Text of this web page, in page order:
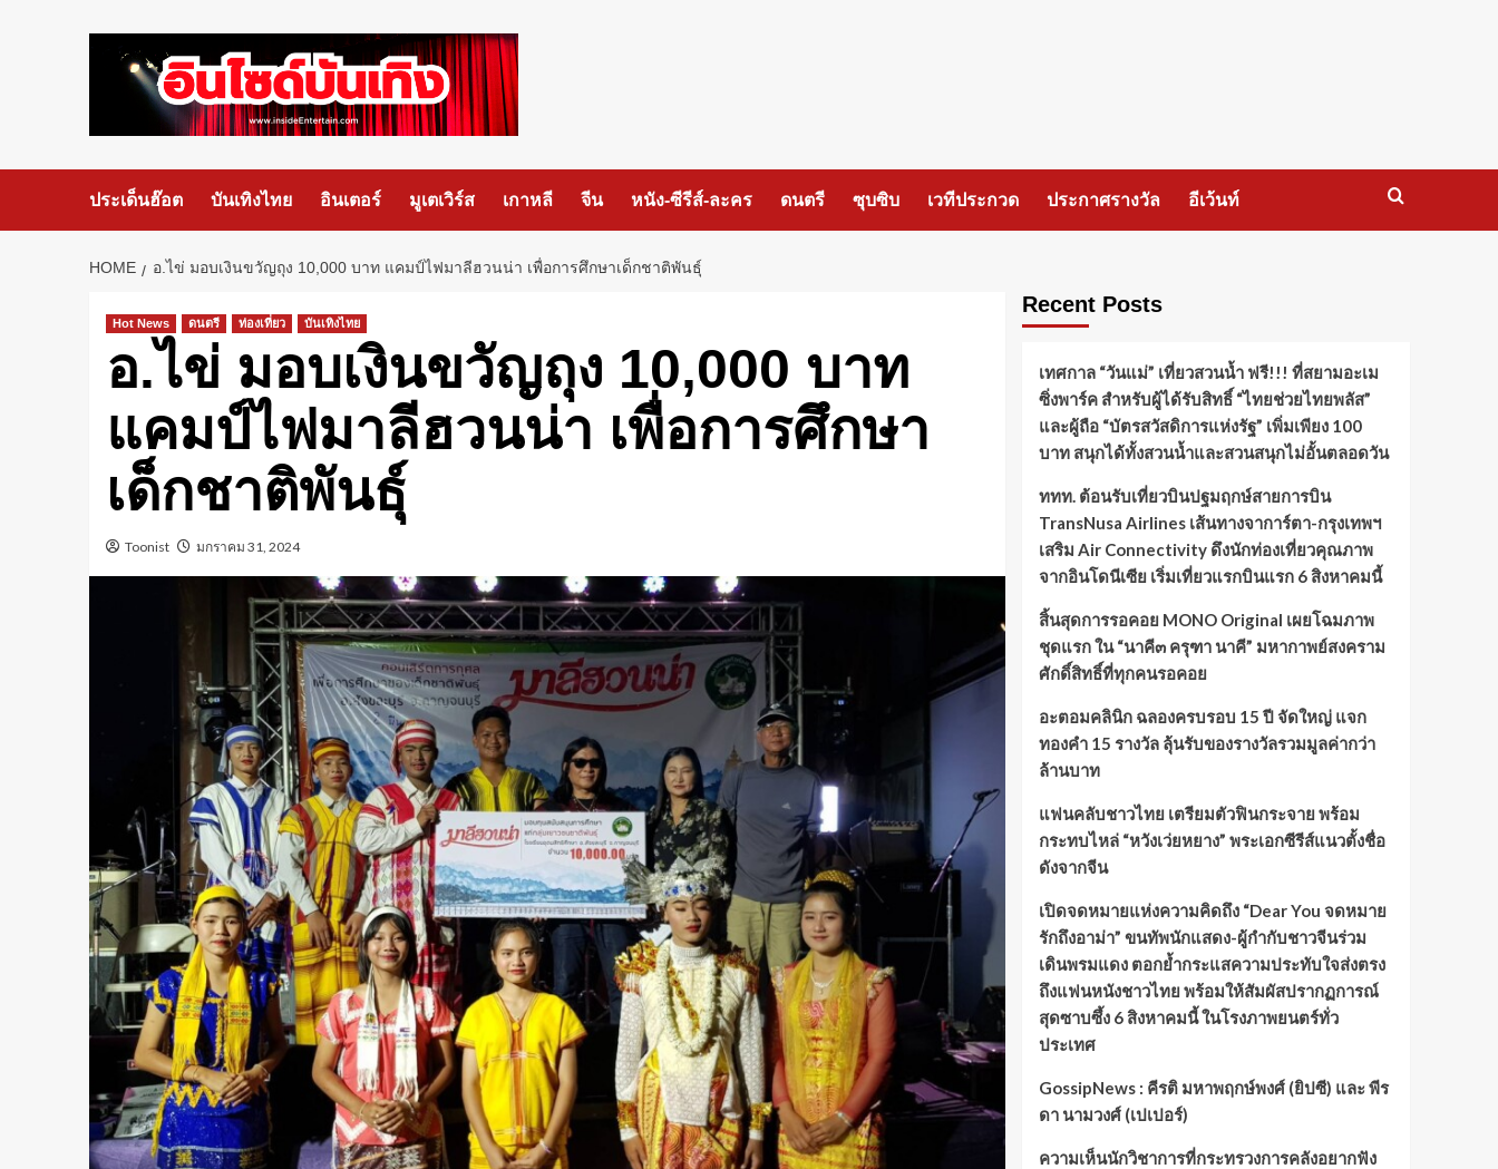
ประเด็นฮ๊อต บันเทิงไทย อินเตอร์ มูเตเวิร์ส เกาหลี จีน หนัง-ซีรีส์-ละคร ดนตรี ซุบซิบ เวทีประกวด ประกาศรางวัล อีเว้นท์
HOME อ.ไข่ มอบเงินขวัญถุง 10,000 บาท แคมป์ไฟมาลีฮวนน่า เพื่อการศึกษาเด็กชาติพันธุ์
Hot News ดนตรี ท่องเที่ยว บันเทิงไทย
อ.ไข่ มอบเงินขวัญถุง 10,000 บาท
แคมป์ไฟมาลีฮวนน่า เพื่อการศึกษา
เด็กชาติพันธุ์
Toonist มกราคม 31, 2024
Recent Posts
เทศกาล “วันแม่” เที่ยวสวนน้ำ ฟรี!!! ที่สยามอะเม
ซิ่งพาร์ค สำหรับผู้ได้รับสิทธิ์ “ไทยช่วยไทยพลัส”
และผู้ถือ “บัตรสวัสดิการแห่งรัฐ” เพิ่มเพียง 100
บาท สนุกได้ทั้งสวนน้ำและสวนสนุกไม่อั้นตลอดวัน
ททท. ต้อนรับเที่ยวบินปฐมฤกษ์สายการบิน
TransNusa Airlines เส้นทางจาการ์ตา-กรุงเทพฯ
เสริม Air Connectivity ดึงนักท่องเที่ยวคุณภาพ
จากอินโดนีเซีย เริ่มเที่ยวแรกบินแรก 6 สิงหาคมนี้
สิ้นสุดการรอคอย MONO Original เผยโฉมภาพ
ชุดแรก ใน “นาคี๓ ครุฑา นาคี” มหากาพย์สงคราม
ศักดิ์สิทธิ์ที่ทุกคนรอคอย
อะตอมคลินิก ฉลองครบรอบ 15 ปี จัดใหญ่ แจก
ทองคำ 15 รางวัล ลุ้นรับของรางวัลรวมมูลค่ากว่า
ล้านบาท
แฟนคลับชาวไทย เตรียมตัวฟินกระจาย พร้อม
กระทบไหล่ “หวังเว่ยหยาง” พระเอกซีรีส์แนวตั้งชื่อ
ดังจากจีน
เปิดจดหมายแห่งความคิดถึง “Dear You จดหมาย
รักถึงอาม่า” ขนทัพนักแสดง-ผู้กำกับชาวจีนร่วม
เดินพรมแดง ตอกย้ำกระแสความประทับใจส่งตรง
ถึงแฟนหนังชาวไทย พร้อมให้สัมผัสปรากฏการณ์
สุดซาบซึ้ง 6 สิงหาคมนี้ ในโรงภาพยนตร์ทั่ว
ประเทศ
GossipNews : คีรติ มหาพฤกษ์พงศ์ (ยิปซี) และ พีร
ดา นามวงศ์ (เปเปอร์)
ความเห็นนักวิชาการที่กระทรวงการคลังอยากฟัง